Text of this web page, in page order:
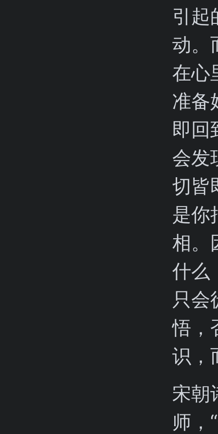
引起
动。
在心
准备
即回
会发
切皆
是你
相。
什么
只会
悟，
识，
宋朝
师，